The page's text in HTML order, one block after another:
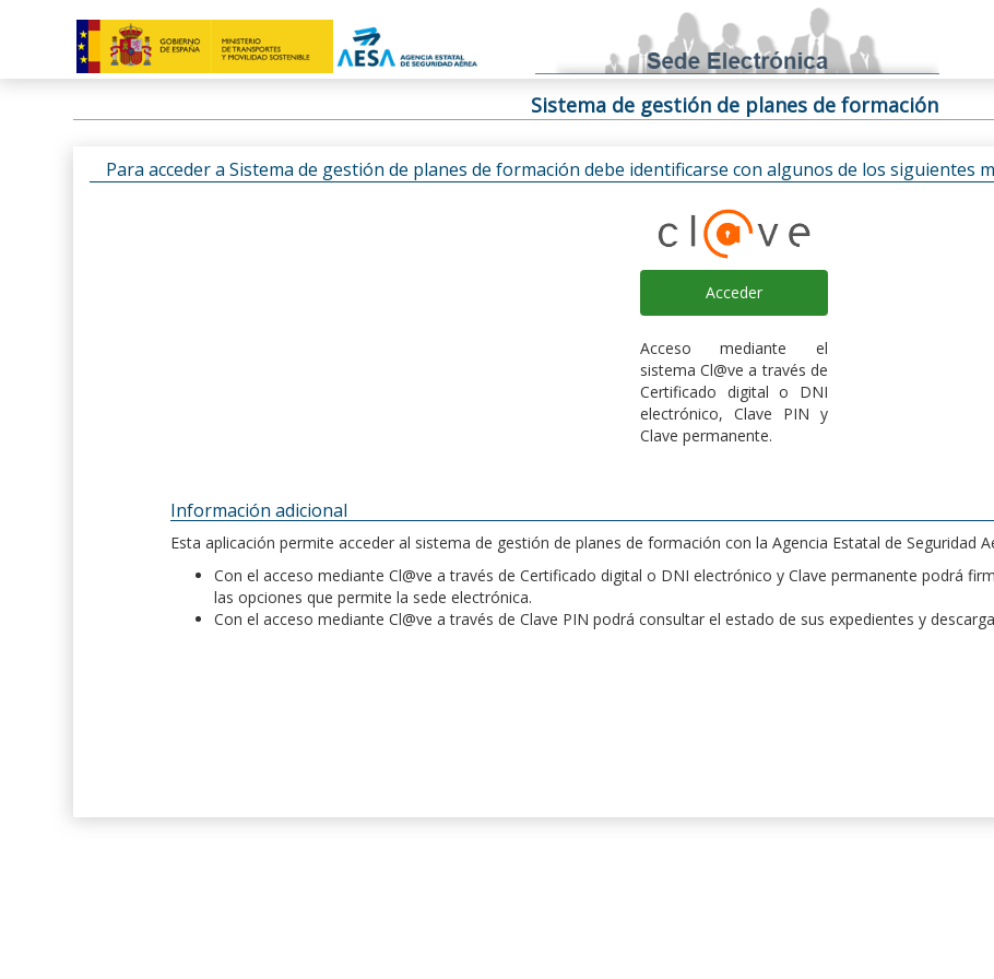
Sistema de gestión de planes de formación
Para acceder a Sistema de gestión de planes de formación debe identificarse con algunos de los siguientes
Acceder
Acceso mediante el
sistema Cl@ve a través de
Certificado digital o DNI
electrónico, Clave PIN y
Clave permanente.
Información adicional
Esta aplicación permite acceder al sistema de gestión de planes de formación con la Agencia Estatal de Seguridad
Con el acceso mediante Cl@ve a través de Certificado digital o DNI electrónico y Clave permanente podrá
las opciones que permite la sede electrónica.
Con el acceso mediante Cl@ve a través de Clave PIN podrá consultar el estado de sus expedientes y